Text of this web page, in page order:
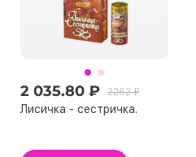
2 035.80 ₽ 2262 ₽
Лисичка - сестричка.